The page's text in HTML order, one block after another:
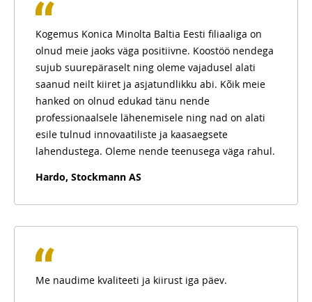
Kogemus Konica Minolta Baltia Eesti filiaaliga on
olnud meie jaoks väga positiivne. Koostöö nendega
sujub suurepäraselt ning oleme vajadusel alati
saanud neilt kiiret ja asjatundlikku abi. Kõik meie
hanked on olnud edukad tänu nende
professionaalsele lähenemisele ning nad on alati
esile tulnud innovaatiliste ja kaasaegsete
lahendustega. Oleme nende teenusega väga rahul.
Hardo, Stockmann AS
Me naudime kvaliteeti ja kiirust iga päev.